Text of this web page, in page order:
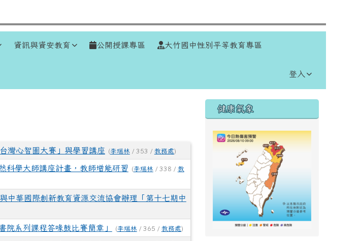
資訊與資安教育 公開授課專區 大竹國中性別平等教育專區
登入
灣心智圖大賽」與學習講座 (李瑞林/ 353 / 教務處)
科學大師講座計畫，教師增能研習 (李瑞林/ 338 / 教
中華國際創新教育資源交流協會辦理「第十七期中
院系列課程答喙鼓比賽簡章」 (李瑞林/ 365 / 教務處)
右邊區域內容
健康氣象